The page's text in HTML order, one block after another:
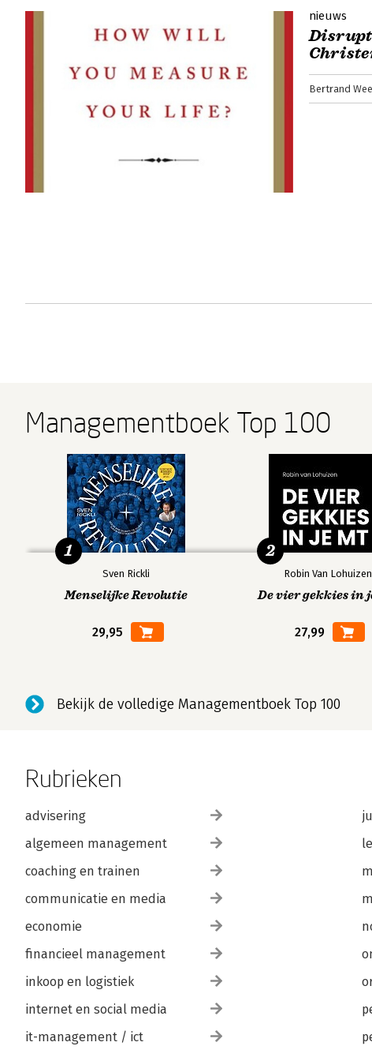
nieuws
Bertrand
Managementboek Top 100
Sven Rickli
Menselijke Revolutie
29,95
1
Robin Van Lohuizen
De vier gekkies in
27,99
2
Bekijk de volledige Managementboek Top 100
Rubrieken
advisering
algemeen management
coaching en trainen
communicatie en media
economie
financieel management
inkoop en logistiek
internet en social media
it-management / ict